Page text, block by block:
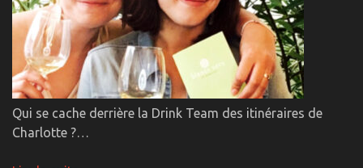
Qui se cache derrière la Drink Team des itinéraires de
Charlotte ?…